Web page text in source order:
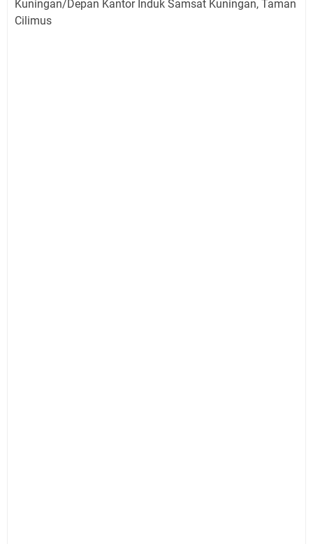
Kuningan/Depan Kantor Induk Samsat Kuningan, Taman
Cilimus